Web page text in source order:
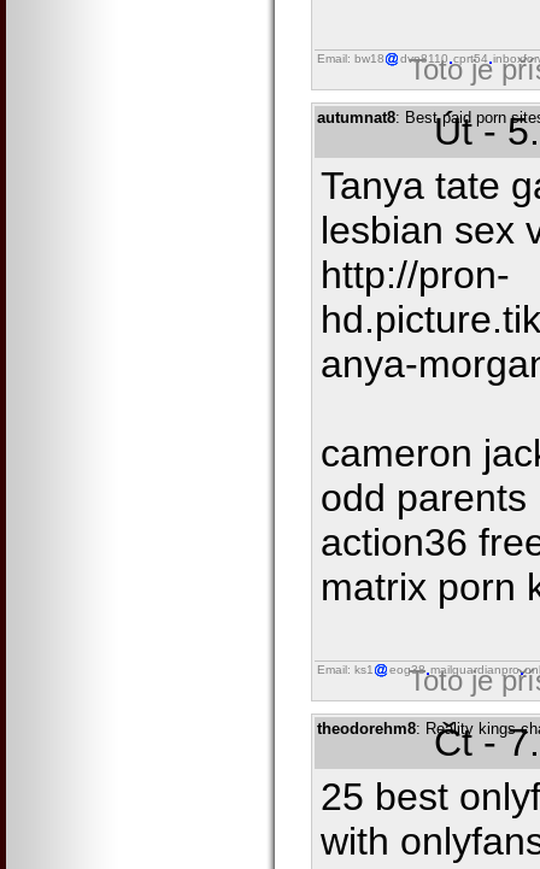
Email: bw18 dvn8110 cprt54
Toto je
autumnat8: Best paid porn
Út -
Tanya tate
lesbian sex
http://pron-
anya-
cameron
odd parents
action36
matrix porn
Email: ks1 eog38 mailguardianpro
Toto je
theodorehm8: Reality kings
Čt -
25 best
with